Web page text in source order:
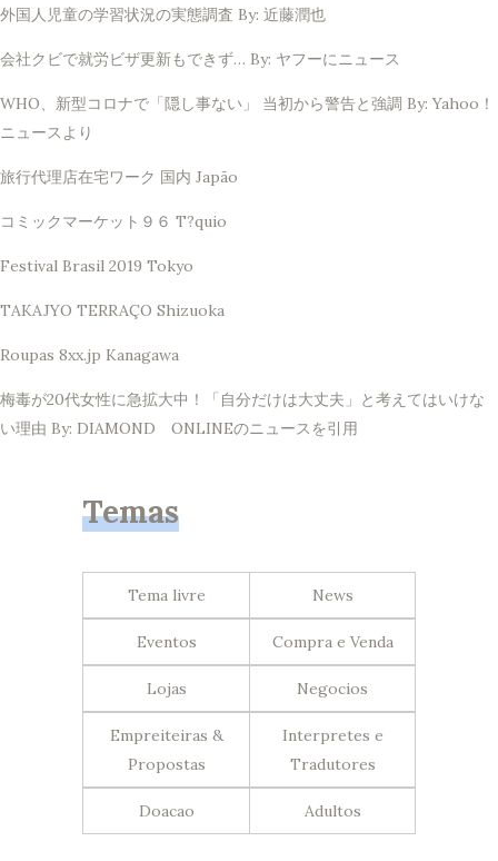
外国人児童の学習状況の実態調査 By: 近藤潤也
会社クビで就労ビザ更新もできず… By: ヤフーにニュース
WHO、新型コロナで「隠し事ない」 当初から警告と強調 By: Yahoo！
ニュースより
旅行代理店在宅ワーク 国内 Japão
コミックマーケット９６ T?quio
Festival Brasil 2019 Tokyo
TAKAJYO TERRAÇO Shizuoka
Roupas 8xx.jp Kanagawa
梅毒が20代女性に急拡大中！「自分だけは大丈夫」と考えてはいけな
い理由 By: DIAMOND ONLINEのニュースを引用
Temas
Tema livre News
Eventos Compra e Venda
Lojas Negocios
Empreiteiras &
Propostas
Interpretes e
Tradutores
Doacao Adultos